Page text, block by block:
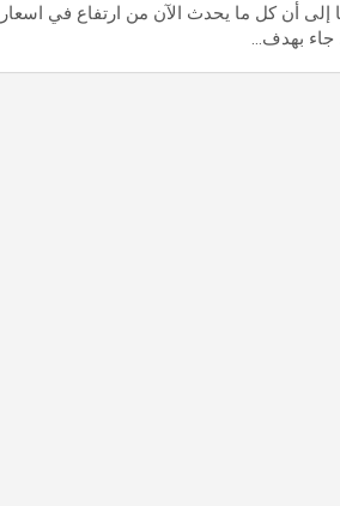
إلى أن كل ما يحدث الآن من ارتفاع في اسعار
جاء بهدف…